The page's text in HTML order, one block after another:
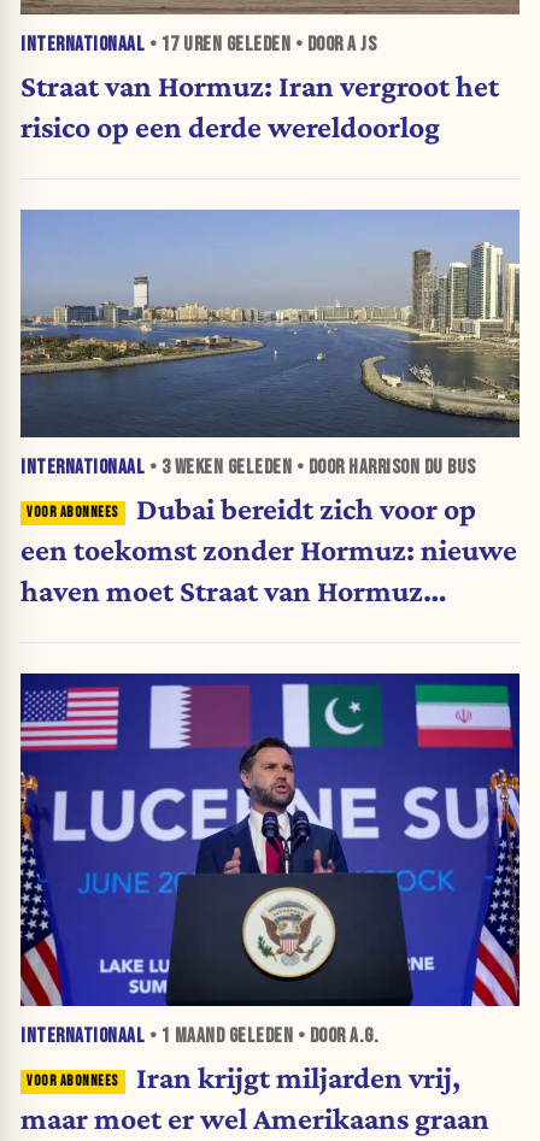
INTERNATIONAAL • 17 UREN GELEDEN • DOOR A JS
Straat van Hormuz: Iran vergroot het
risico op een derde wereldoorlog
INTERNATIONAAL • 3 WEKEN GELEDEN • DOOR HARRISON DU BUS
Dubai bereidt zich voor op
een toekomst zonder Hormuz: nieuwe
haven moet Straat van Hormuz
INTERNATIONAAL • 1 MAANDGELEDEN • DOOR A.G.
Iran krijgt miljarden vrij,
maar moet er wel Amerikaans graan